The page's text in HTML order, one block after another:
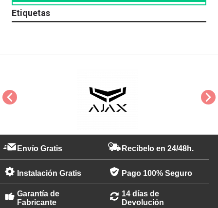
Etiquetas
Envío Gratis Recíbelo en 24/48h.
Instalación Gratis Pago 100% Seguro
Garantía de
Fabricante
14 días de
Devolución